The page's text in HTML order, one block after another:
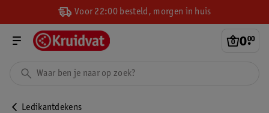
Voor 22:00 besteld, morgen in huis
0.
00
Ledikantdekens